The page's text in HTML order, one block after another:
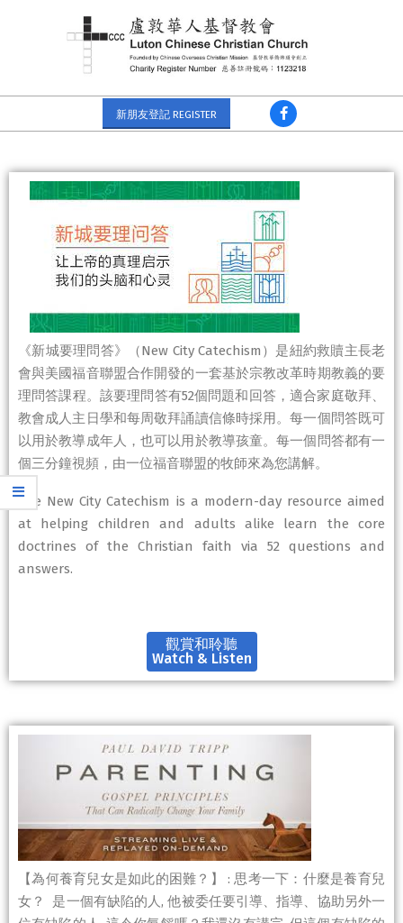
新朋友登記 REGISTER
《新城要理問答》（New City Catechism）是紐約救贖主長老
會與美國福音聯盟合作開發的一套基於宗教改革時期教義的要
理問答課程。該要理問答有52個問題和回答，適合家庭敬拜、
教會成人主日學和每周敬拜誦讀信條時採用。每一個問答既可
以用於教導成年人，也可以用於教導孩童。每一個問答都有一
個三分鐘視頻，由一位福音聯盟的牧師來為您講解。
The New City Catechism is a modern-day resource aimed
at helping children and adults alike learn the core
doctrines of the Christian faith via 52 questions and
answers.
觀賞和聆聽
Watch & Listen
【為何養育兒女是如此的困難？】 : 思考一下：什麼是養育兒
女？ 是一個有缺陷的人, 他被委任要引導、指導、協助另外一